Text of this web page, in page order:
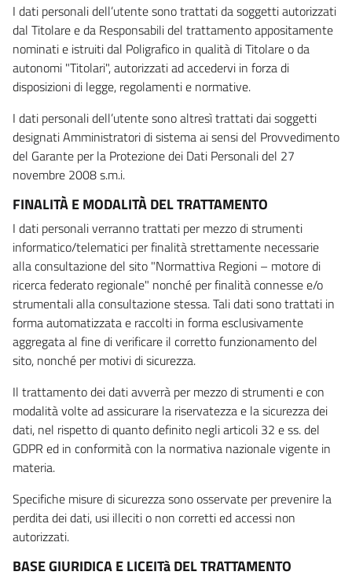
I dati personali dell’utente sono trattati da soggetti autorizzati
dal Titolare e da Responsabili del trattamento appositamente
nominati e istruiti dal Poligrafico in qualità di Titolare o da
autonomi "Titolari", autorizzati ad accedervi in forza di
disposizioni di legge, regolamenti e normative.
I dati personali dell’utente sono altresì trattati dai soggetti
designati Amministratori di sistema ai sensi del Provvedimento
del Garante per la Protezione dei Dati Personali del 27
novembre 2008 s.m.i.
FINALITÀ E MODALITÀ DEL TRATTAMENTO
I dati personali verranno trattati per mezzo di strumenti
informatico/telematici per finalità strettamente necessarie
alla consultazione del sito "Normattiva Regioni – motore di
ricerca federato regionale" nonché per finalità connesse e/o
strumentali alla consultazione stessa. Tali dati sono trattati in
forma automatizzata e raccolti in forma esclusivamente
aggregata al fine di verificare il corretto funzionamento del
sito, nonché per motivi di sicurezza.
Il trattamento dei dati avverrà per mezzo di strumenti e con
modalità volte ad assicurare la riservatezza e la sicurezza dei
dati, nel rispetto di quanto definito negli articoli 32 e ss. del
GDPR ed in conformità con la normativa nazionale vigente in
materia.
Specifiche misure di sicurezza sono osservate per prevenire la
perdita dei dati, usi illeciti o non corretti ed accessi non
autorizzati.
BASE GIURIDICA E LICEITà DEL TRATTAMENTO